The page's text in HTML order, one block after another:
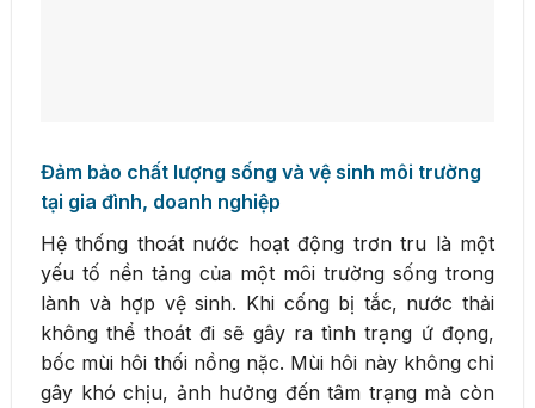
Đảm bảo chất lượng sống và vệ sinh môi trường
tại gia đình, doanh nghiệp
Hệ thống thoát nước hoạt động trơn tru là một
yếu tố nền tảng của một môi trường sống trong
lành và hợp vệ sinh. Khi cống bị tắc, nước thải
không thể thoát đi sẽ gây ra tình trạng ứ đọng,
bốc mùi hôi thối nồng nặc. Mùi hôi này không chỉ
gây khó chịu, ảnh hưởng đến tâm trạng mà còn